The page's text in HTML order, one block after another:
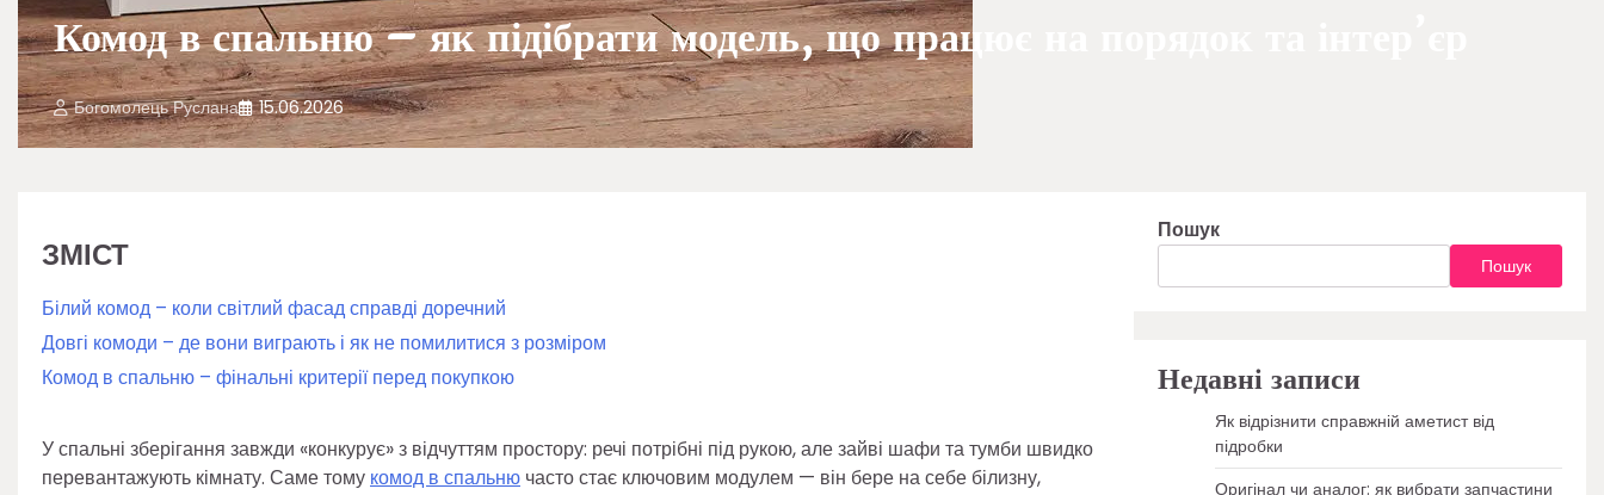
Комод в спальню – як підібрати модель, що працює на порядок та інтер’єр
Богомолець Руслана 15.06.2026
ЗМІСТ
Білий комод – коли світлий фасад справді доречний
Довгі комоди – де вони виграють і як не помилитися з розміром
Комод в спальню – фінальні критерії перед покупкою
У спальні зберігання завжди «конкурує» з відчуттям простору: речі потрібні під рукою, але зайві шафи та тумби швидко
перевантажують кімнату. Саме тому комод в спальню часто стає ключовим модулем — він бере на себе білизну,
Пошук
Пошук
Недавні записи
Як відрізнити справжній аметист від
підробки
Оригінал чи аналог: як вибрати запчастини